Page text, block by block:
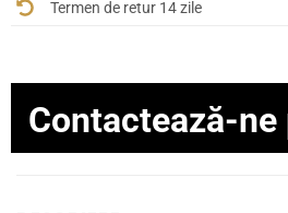
Termen de retur 14 zile
Contactează-